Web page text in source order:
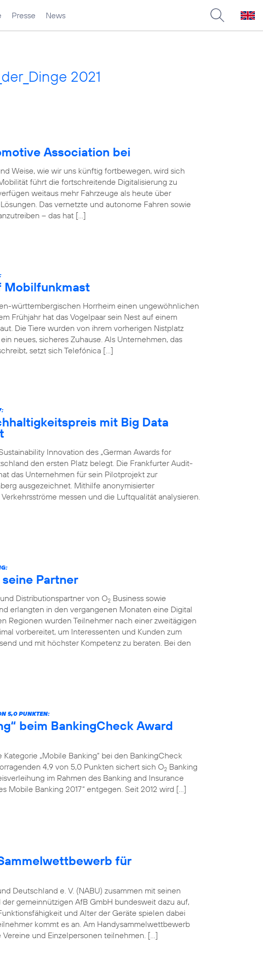
Presse News
2021
Association bei
Weise, wie wir uns künftig fortbewegen, wird sich
führt die fortschreitende Digitalisierung zu
weitaus mehr Fahrzeuge als heute über
Das vernetzte und autonome Fahren sowie
– das hat […]
Mobilfunkmast
württembergischen Horrheim einen ungewöhnlichen
Frühjahr hat das Vogelpaar sein Nest auf einem
Die Tiere wurden von ihrem vorherigen Nistplatz
neues, sicheres Zuhause. Als Unternehmen, das
setzt sich Telefónica […]
mit Big Data
Innovation des „German Awards for
den ersten Platz belegt. Die Frankfurter Audit-
das Unternehmen für sein Pilotprojekt zur
ausgezeichnet. Mithilfe anonymisierter
messen und die Luftqualität analysieren.
Partner
Distributionspartner von O2 Business sowie
erlangten in den vergangenen Monaten eine Digital
Regionen wurden Teilnehmer nach einer zweitägigen
vorbereitet, um Interessenten und Kunden zum
und mit höchster Kompetenz zu beraten. Bei den
5,0 PUNKTEN:
beim BankingCheck Award
„Mobile Banking“ bei den BankingCheck
4,9 von 5,0 Punkten sichert sich O2 Banking
im Rahmen des Banking and Insurance
Mobile Banking 2017“ entgegen. Seit 2012 wird […]
für
Deutschland e. V. (NABU) zusammen mit seinen
gemeinnützigen AfB GmbH bundesweit dazu auf,
und Alter der Geräte spielen dabei
kommt es an. Am Handysammelwettbewerb
und Einzelpersonen teilnehmen. […]